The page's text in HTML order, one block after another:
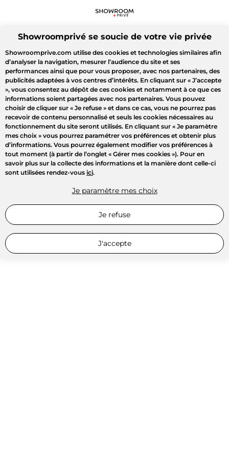
Showroomprivé se soucie de votre vie privée
Showroomprive.com utilise des cookies et technologies similaires afin
d’analyser la navigation, mesurer l’audience du site et ses
performances ainsi que pour vous proposer, avec nos partenaires, des
publicités adaptées à vos centres d’intérêts. En cliquant sur « J’accepte
», vous consentez au dépôt de ces cookies et notamment à ce que ces
informations soient partagées avec nos partenaires. Vous pouvez
choisir de cliquer sur « Je refuse » et dans ce cas, vous ne pourrez pas
recevoir de contenu personnalisé et seuls les cookies nécessaires au
fonctionnement du site seront utilisés. En cliquant sur « Je paramètre
mes choix » vous pourrez paramétrer vos préférences et obtenir plus
d’informations. Vous pourrez également modifier vos préférences à
tout moment (à partir de l’onglet « Gérer mes cookies »). Pour en
savoir plus sur la collecte des informations et la manière dont celle-ci
sont utilisées rendez-vous ici.
Je paramètre mes choix
Je refuse
J'accepte